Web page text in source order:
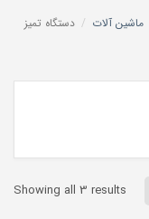
ماشین آلات / دستگاه تمیز
Showing all 3 results